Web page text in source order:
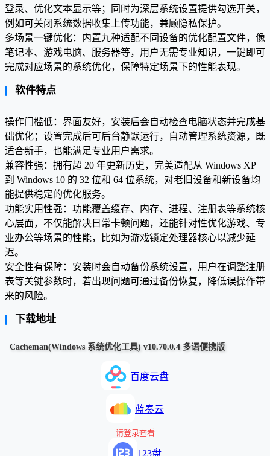
登录、优化文本显示等；同时为深层系统设置提供勾选开关，
例如可关闭系统数据收集上传功能，兼顾隐私保护。
多场景一键优化：内置九种适配不同设备的优化配置文件，像
笔记本、游戏电脑、服务器等，用户无需专业知识，一键即可
完成对应场景的系统优化，保障特定场景下的性能表现。
软件特点
操作门槛低：界面友好，安装后会自动检查电脑状态并完成基
础优化；设置完成后可后台静默运行，自动管理系统资源，既
适合新手，也能满足专业用户需求。
兼容性强：拥有超 20 年更新历史，完美适配从 Windows XP
到 Windows 10 的 32 位和 64 位系统，对老旧设备和新设备均
能提供稳定的优化服务。
功能实用性强：功能覆盖缓存、内存、进程、注册表等系统核
心层面，不仅能解决日常卡顿问题，还能针对性优化游戏、专
业办公等场景的性能，比如为游戏锁定处理器核心以减少延
迟。
安全性有保障：安装时会自动备份系统设置，用户在调整注册
表等关键参数时，若出现问题可通过备份恢复，降低误操作带
来的风险。
下载地址
Cacheman(Windows 系统优化工具) v10.70.0.4 多语便携版
百度云盘
蓝奏云
请登录查看
123盘